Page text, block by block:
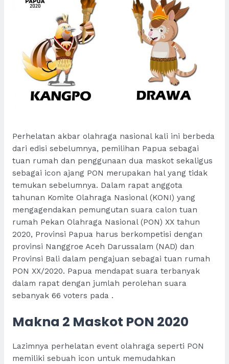
Perhelatan akbar olahraga nasional kali ini berbeda
dari edisi sebelumnya, pemilihan Papua sebagai
tuan rumah dan penggunaan dua maskot sekaligus
sebagai icon ajang PON merupakan hal yang tidak
temukan sebelumnya. Dalam rapat anggota
tahunan Komite Olahraga Nasional (KONI) yang
mengagendakan pemungutan suara calon tuan
rumah Pekan Olahraga Nasional (PON) XX tahun
2020, Provinsi Papua harus berkompetisi dengan
provinsi Nanggroe Aceh Darussalam (NAD) dan
Provinsi Bali dalam pengajuan sebagai tuan rumah
PON XX/2020. Papua mendapat suara terbanyak
dalam rapat dengan jumlah perolehan suara
sebanyak 66 voters pada .
Makna 2 Maskot PON 2020
Lazimnya perhelatan event olahraga seperti PON
memiliki sebuah icon untuk memudahkan